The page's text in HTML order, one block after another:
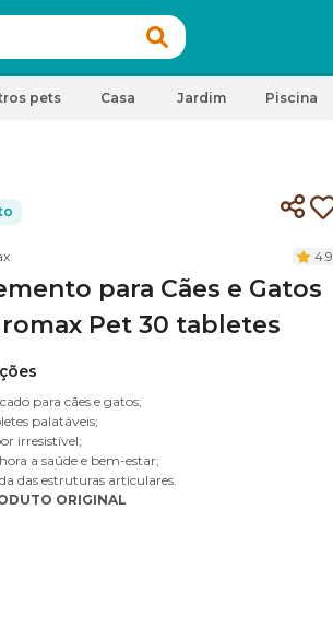
pets Casa Jardim Piscina
4.9
para Cães e Gatos
Pet 30 tabletes
para cães e gatos;
palatáveis;
irresistível;
a saúde e bem-estar;
das estruturas articulares.
ORIGINAL